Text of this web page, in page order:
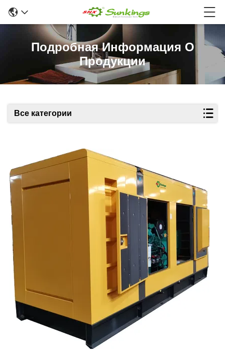
Подробная Информация О
Продукции
Все категории